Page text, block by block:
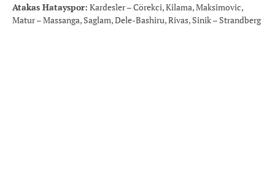
Atakas Hatayspor: Kardesler – Cörekci, Kilama, Maksimovic,
Matur – Massanga, Saglam, Dele-Bashiru, Rivas, Sinik – Strandberg